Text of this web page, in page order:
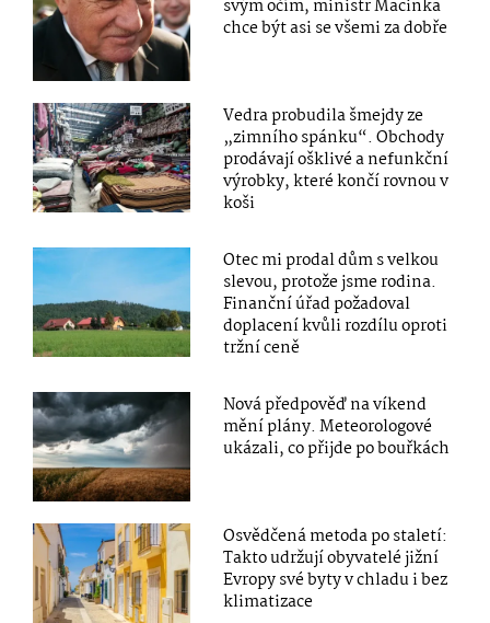
svým očím, ministr Macinka
chce být asi se všemi za dobře
Vedra probudila šmejdy ze
„zimního spánku“. Obchody
prodávají ošklivé a nefunkční
výrobky, které končí rovnou v
koši
Otec mi prodal dům s velkou
slevou, protože jsme rodina.
Finanční úřad požadoval
doplacení kvůli rozdílu oproti
tržní ceně
Nová předpověď na víkend
mění plány. Meteorologové
ukázali, co přijde po bouřkách
Osvědčená metoda po staletí:
Takto udržují obyvatelé jižní
Evropy své byty v chladu i bez
klimatizace